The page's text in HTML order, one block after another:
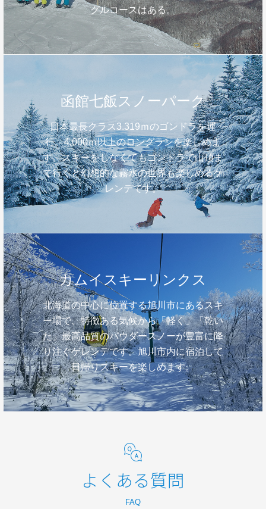
グルコースはある。
函館七飯スノーパーク
日本最長クラス3.319ｍのゴンドラを運
行。4,000ｍ以上のロングランを楽しめま
す。スキーをしなくてもゴンドラで山頂ま
で行くと幻想的な霧氷の世界も楽しめるゲ
レンデです。
カムイスキーリンクス
北海道の中心に位置する旭川市にあるスキ
ー場で、特徴ある気候から「軽く」「乾い
た」最高品質のパウダースノーが豊富に降
り注ぐゲレンデです。旭川市内に宿泊して
日帰りスキーを楽しめます。
よくある質問
FAQ